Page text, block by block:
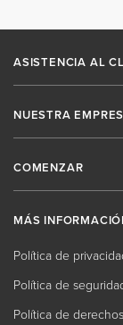
ASISTENCIA AL
NUESTRA
COMENZAR
MÁS
Política de
Política de
Política de